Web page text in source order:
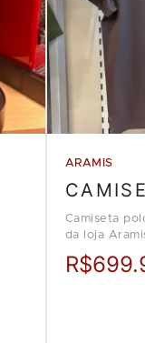
ARAMIS
Camiseta
da loja